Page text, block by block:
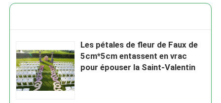
Les pétales de fleur de Faux de
5cm*5cm entassent en vrac
pour épouser la Saint-Valentin